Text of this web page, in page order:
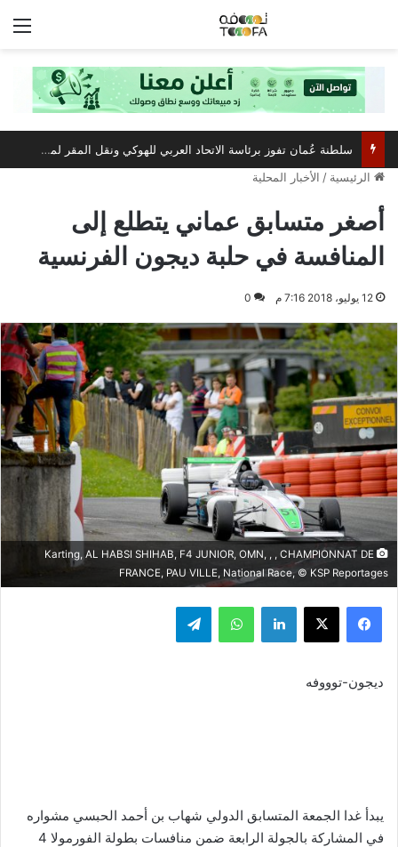
سلطنة عُمان تفوز برئاسة الاتحاد العربي للهوكي ونقل المقر لمسقط
الرئيسية / الأخبار المحلية
أصغر متسابق عماني يتطلع إلى
المنافسة في حلبة ديجون الفرنسية
12 يوليو، 2018 7:16 م 0
Karting, AL HABSI SHIHAB, F4 JUNIOR, OMN, , , CHAMPIONNAT DE
FRANCE, PAU VILLE, National Race, © KSP Reportages
فيسبوك ‫X لينكدإن واتساب تيلقرام
ديجون-توووفه
يبدأ غدا الجمعة المتسابق الدولي شهاب بن أحمد الحبسي مشواره
في المشاركة بالجولة الرابعة ضمن منافسات بطولة الفورمولا 4